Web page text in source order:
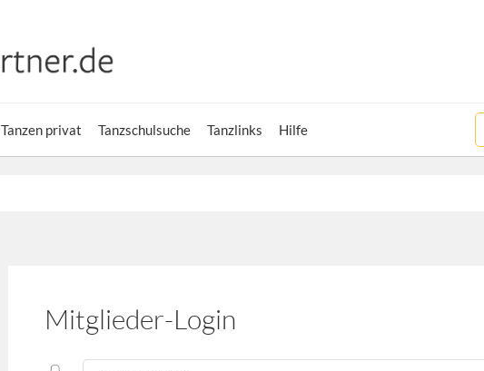
Tanzen privat Tanzschulsuche Tanzlinks Hilfe
Mitglieder-Login